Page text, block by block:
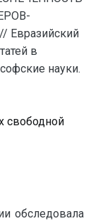
в
науки.
свободной
обследовала